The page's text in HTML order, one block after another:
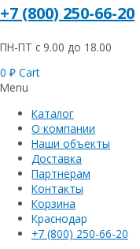
+7 (800) 250-66-20
ПН-ПТ с 9.00 до 18.00
0 ₽ Cart
Menu
Каталог
О компании
Наши объекты
Доставка
Партнерам
Контакты
Корзина
Краснодар
+7 (800) 250-66-20